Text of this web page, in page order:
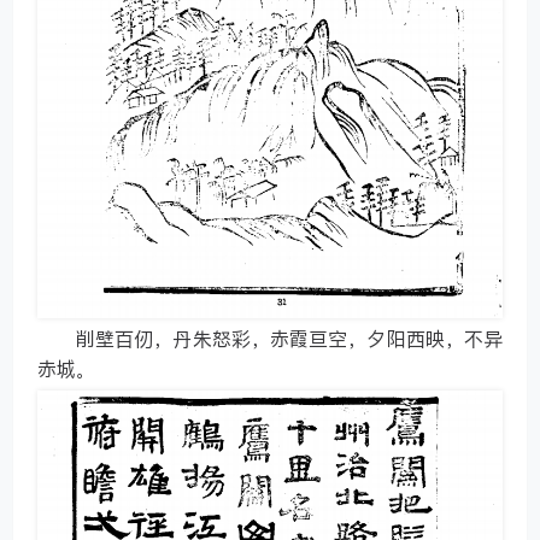
削壁百仞，丹朱怒彩，赤霞亘空，夕阳西映，不异
赤城。